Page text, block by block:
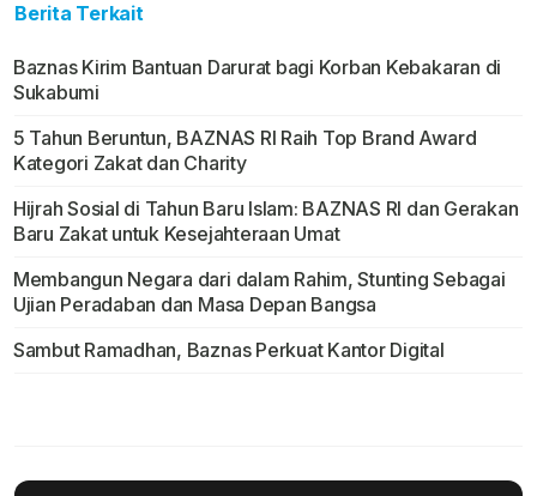
Berita Terkait
Baznas Kirim Bantuan Darurat bagi Korban Kebakaran di
Sukabumi
5 Tahun Beruntun, BAZNAS RI Raih Top Brand Award
Kategori Zakat dan Charity
Hijrah Sosial di Tahun Baru Islam: BAZNAS RI dan Gerakan
Baru Zakat untuk Kesejahteraan Umat
Membangun Negara dari dalam Rahim, Stunting Sebagai
Ujian Peradaban dan Masa Depan Bangsa
Sambut Ramadhan, Baznas Perkuat Kantor Digital